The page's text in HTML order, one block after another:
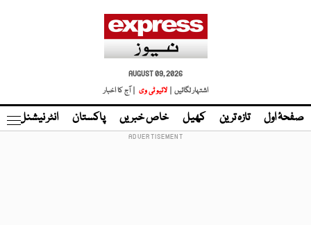
AUGUST 09, 2026
اشتہار لگائیں |
لائیو ٹی وی | آج کا اخبار
صفحۂ اول تازہ ترین کھیل خاص خبریں پاکستان انٹر نیشنل